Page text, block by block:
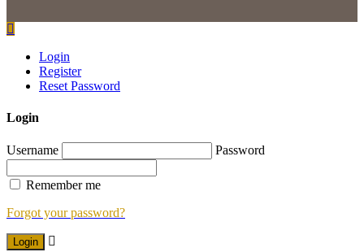
Login
Register
Reset Password
Login
Username Password
Remember me
Forgot your password?
Login